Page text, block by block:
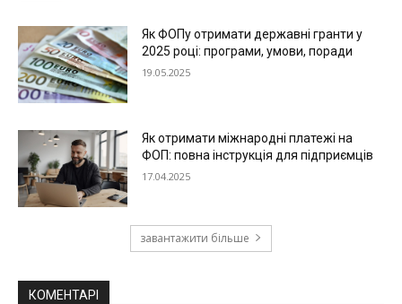
Як ФОПу отримати державні гранти у
2025 році: програми, умови, поради
19.05.2025
Як отримати міжнародні платежі на
ФОП: повна інструкція для підприємців
17.04.2025
завантажити більше
КОМЕНТАРІ